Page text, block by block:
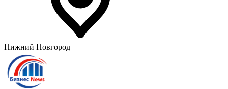
Нижний Новгород